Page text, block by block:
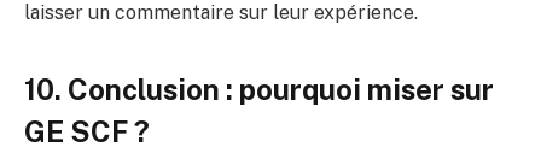
laisser un commentaire sur leur expérience.
10. Conclusion : pourquoi miser sur
GE SCF ?